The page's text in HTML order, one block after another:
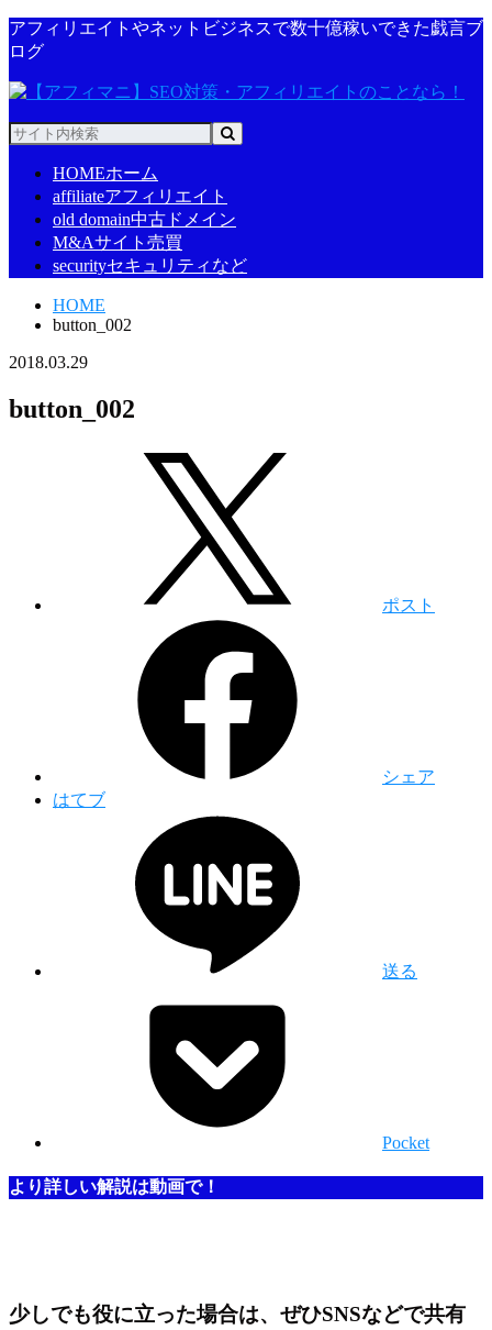
アフィリエイトやネットビジネスで数十億稼いできた戯言ブ
ログ
HOMEホーム
affiliateアフィリエイト
old domain中古ドメイン
M&Aサイト売買
securityセキュリティなど
HOME
button_002
2018.03.29
button_002
ポスト
シェア
はてブ
送る
Pocket
より詳しい解説は動画で！
少しでも役に立った場合は、ぜひSNSなどで共有